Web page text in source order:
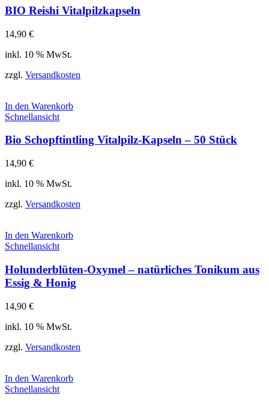
BIO Reishi Vitalpilzkapseln
14,90 €
inkl. 10 % MwSt.
zzgl. Versandkosten
In den Warenkorb
Schnellansicht
Bio Schopftintling Vitalpilz-Kapseln – 50 Stück
14,90 €
inkl. 10 % MwSt.
zzgl. Versandkosten
In den Warenkorb
Schnellansicht
Holunderblüten-Oxymel – natürliches Tonikum aus
Essig & Honig
14,90 €
inkl. 10 % MwSt.
zzgl. Versandkosten
In den Warenkorb
Schnellansicht